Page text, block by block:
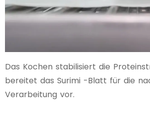
Das Kochen stabilisiert die
bereitet das Surimi -Blatt für die
Verarbeitung vor.